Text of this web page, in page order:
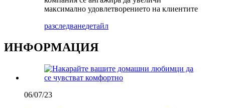
максимално удовлетворението на клиентите
разследванедетайл
ИНФОРМАЦИЯ
06/07/23